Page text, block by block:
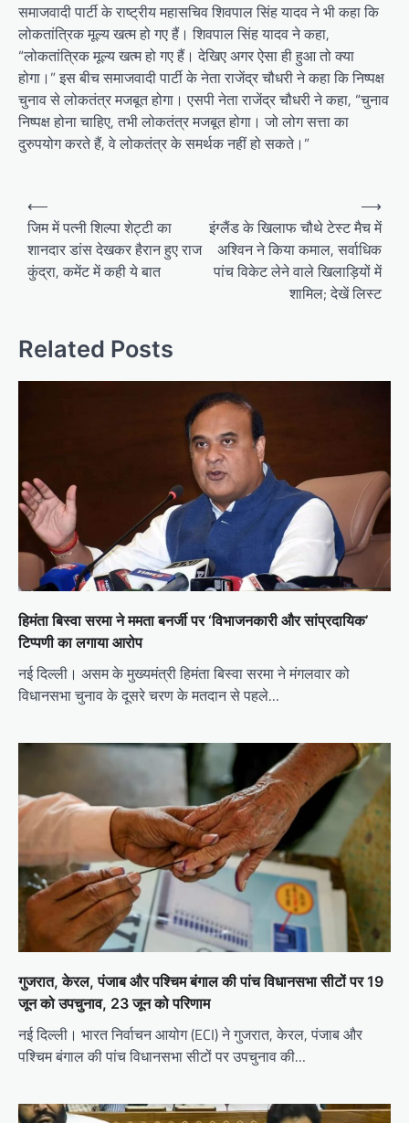
समाजवादी पार्टी के राष्ट्रीय महासचिव शिवपाल सिंह यादव ने भी कहा कि
लोकतांत्रिक मूल्य खत्म हो गए हैं। शिवपाल सिंह यादव ने कहा,
“लोकतांत्रिक मूल्य खत्म हो गए हैं। देखिए अगर ऐसा ही हुआ तो क्या
होगा।” इस बीच समाजवादी पार्टी के नेता राजेंद्र चौधरी ने कहा कि निष्पक्ष
चुनाव से लोकतंत्र मजबूत होगा। एसपी नेता राजेंद्र चौधरी ने कहा, “चुनाव
निष्पक्ष होना चाहिए, तभी लोकतंत्र मजबूत होगा। जो लोग सत्ता का
दुरुपयोग करते हैं, वे लोकतंत्र के समर्थक नहीं हो सकते।”
Post
navigation
⟵
जिम में पत्नी शिल्पा शेट्टी का
शानदार डांस देखकर हैरान हुए राज
कुंद्रा, कमेंट में कही ये बात
इंग्लैंड के खिलाफ चौथे टेस्ट मैच में
अश्विन ने किया कमाल, सर्वाधिक
पांच विकेट लेने वाले खिलाड़ियों में
शामिल; देखें लिस्ट
⟶
Related Posts
हिमंता बिस्वा सरमा ने ममता बनर्जी पर ‘विभाजनकारी और सांप्रदायिक’
टिप्पणी का लगाया आरोप
नई दिल्ली। असम के मुख्यमंत्री हिमंता बिस्वा सरमा ने मंगलवार को
विधानसभा चुनाव के दूसरे चरण के मतदान से पहले…
गुजरात, केरल, पंजाब और पश्चिम बंगाल की पांच विधानसभा सीटों पर 19
जून को उपचुनाव, 23 जून को परिणाम
नई दिल्ली। भारत निर्वाचन आयोग (ECI) ने गुजरात, केरल, पंजाब और
पश्चिम बंगाल की पांच विधानसभा सीटों पर उपचुनाव की…